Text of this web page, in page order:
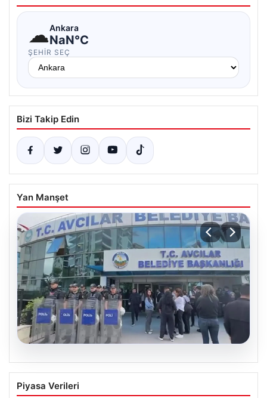
☁Ankara
NaN°C
ŞEHIR SEÇ
Bizi Takip Edin
Yan Manşet
05.08.2026
Avcılar Belediyesi’ne operasyon. 12
şüpheli gözaltına alındı
Piyasa Verileri